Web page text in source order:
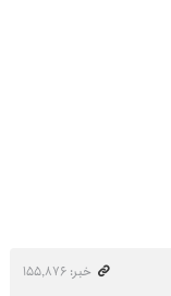
خبر: ۱۵۵٬۸۷۶